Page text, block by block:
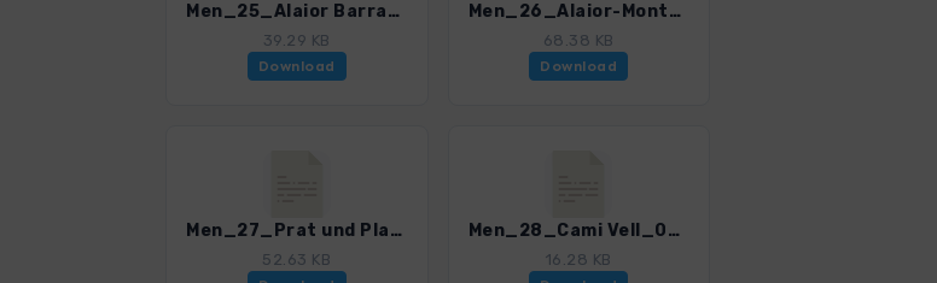
Men_25_Alaior Barranc del Rellotge_0259_2.gpx
39.29 KB
Download
Men_26_Alaior-Monte Toro-Es Mercadal_0259_2.gpx
68.38 KB
Download
Men_27_Prat und Platges de Son Bou_0259_2.gpx
52.63 KB
Men_28_Cami Vell_0259_2.gpx
16.28 KB